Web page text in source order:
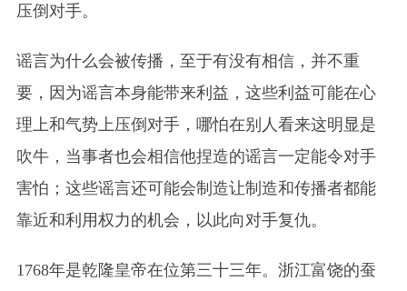
压倒对手。
谣言为什么会被传播，至于有没有相信，并不重
要，因为谣言本身能带来利益，这些利益可能在心
理上和气势上压倒对手，哪怕在别人看来这明显是
吹牛，当事者也会相信他捏造的谣言一定能令对手
害怕；这些谣言还可能会制造让制造和传播者都能
靠近和利用权力的机会，以此向对手复仇。
1768年是乾隆皇帝在位第三十三年。浙江富饶的蚕